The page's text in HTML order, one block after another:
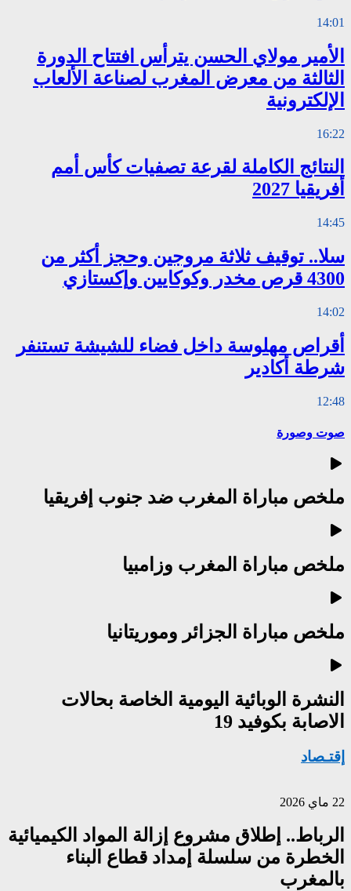
14:01
الأمير مولاي الحسن يترأس افتتاح الدورة
الثالثة من معرض المغرب لصناعة الألعاب
الإلكترونية
16:22
النتائج الكاملة لقرعة تصفيات كأس أمم
أفريقيا 2027
14:45
سلا.. توقيف ثلاثة مروجين وحجز أكثر من
4300 قرص مخدر وكوكايين وإكستازي
14:02
أقراص مهلوسة داخل فضاء للشيشة تستنفر
شرطة أكادير
12:48
صوت وصورة
ملخص مباراة المغرب ضد جنوب إفريقيا
ملخص مباراة المغرب وزامبيا
ملخص مباراة الجزائر وموريتانيا
النشرة الوبائية اليومية الخاصة بحالات
الاصابة بكوفيد 19
إقتـصاد
22 ماي 2026
الرباط.. إطلاق مشروع إزالة المواد الكيميائية
الخطرة من سلسلة إمداد قطاع البناء
بالمغرب